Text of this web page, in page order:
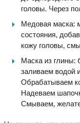
головы. Через
Медовая маска:
состояния,
кожу головы,
Маска из глины:
заливаем водой
Обрабатываем
Надеваем
Смываем,